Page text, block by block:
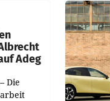
Filialen
Adeg
Die